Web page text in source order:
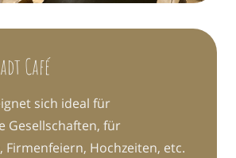
Café
sich ideal für
Gesellschaften, für
Firmenfeiern, Hochzeiten, etc.